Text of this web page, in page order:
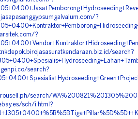
?
?
search?
search?
search/
sch/i.html?